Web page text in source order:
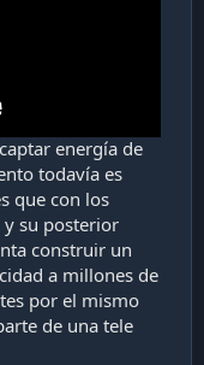
energía de
todavía es
que con los
su posterior
construir un
a millones de
por el mismo
de una tele